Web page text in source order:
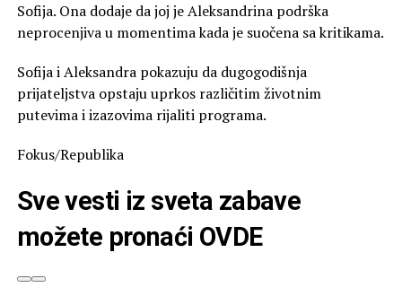
Sofija. Ona dodaje da joj je Aleksandrina podrška
neprocenjiva u momentima kada je suočena sa kritikama.
Sofija i Aleksandra pokazuju da dugogodišnja
prijateljstva opstaju uprkos različitim životnim
putevima i izazovima rijaliti programa.
Fokus/Republika
Sve vesti iz sveta zabave
možete pronaći OVDE